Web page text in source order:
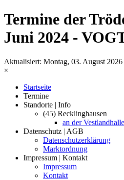
Termine der
Juni 2024 -
Aktualisiert: Montag, 03. August 2026
×
Startseite
Termine
Standorte | Info
(45) Recklinghausen
an der Vestlandhalle
Datenschutz | AGB
Datenschutzerklärung
Marktordnung
Impressum | Kontakt
Impressum
Kontakt